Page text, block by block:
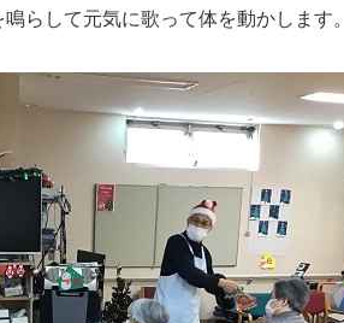
らして元気に歌って体を動かします。